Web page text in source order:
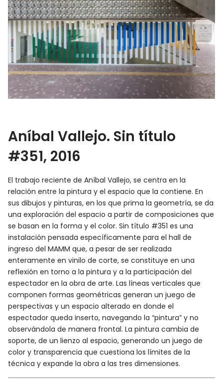
Aníbal Vallejo. Sin título
#351, 2016
El trabajo reciente de Aníbal Vallejo, se centra en la
relación entre la pintura y el espacio que la contiene. En
sus dibujos y pinturas, en los que prima la geometría, se da
una exploración del espacio a partir de composiciones que
se basan en la forma y el color. Sin título #351 es una
instalación pensada específicamente para el hall de
ingreso del MAMM que, a pesar de ser realizada
enteramente en vinilo de corte, se constituye en una
reflexión en torno a la pintura y a la participación del
espectador en la obra de arte. Las líneas verticales que
componen formas geométricas generan un juego de
perspectivas y un espacio alterado en donde el
espectador queda inserto, navegando la “pintura” y no
observándola de manera frontal. La pintura cambia de
soporte, de un lienzo al espacio, generando un juego de
color y transparencia que cuestiona los límites de la
técnica y expande la obra a las tres dimensiones.